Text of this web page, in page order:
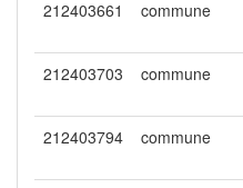
212403661 commune
212403703 commune
212403794 commune